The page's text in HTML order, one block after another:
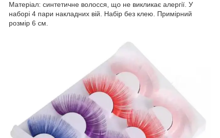
Матеріал: синтетичне волосся, що не викликає алергії. У
наборі 4 пари накладних вій. Набір без клею. Примірний
розмір 6 см.